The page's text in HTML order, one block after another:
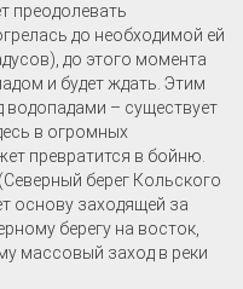
преодолевать
до необходимой ей
до этого момента
и будет ждать. Этим
– существует
в огромных
превратится в бойню.
берег Кольского
основу заходящей за
берегу на восток,
массовый заход в реки